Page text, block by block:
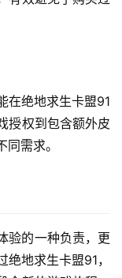
在绝地求生卡盟91
授权到包含额外皮
需求。
验的一种负责，更
地求生卡盟91，